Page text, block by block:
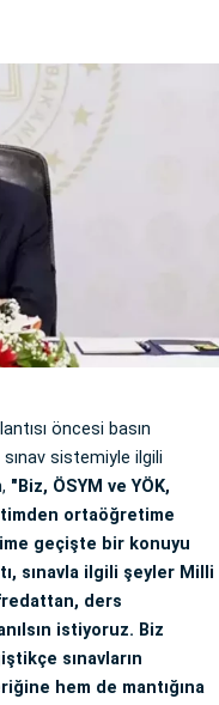
öncesi basın
sınav sistemiyle ilgili
"Biz, ÖSYM ve YÖK,
ortaöğretime
geçişte bir konuyu
sınavla ilgili şeyler Milli
ders
istiyoruz. Biz
sınavların
hem de mantığına